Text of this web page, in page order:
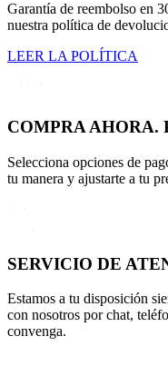
Garantía de reembolso en
nuestra política de
LEER LA POLÍTICA
COMPRA AHORA.
Selecciona opciones de
tu manera y ajustarte a tu
SERVICIO DE
Estamos a tu disposición
con nosotros por chat,
convenga.